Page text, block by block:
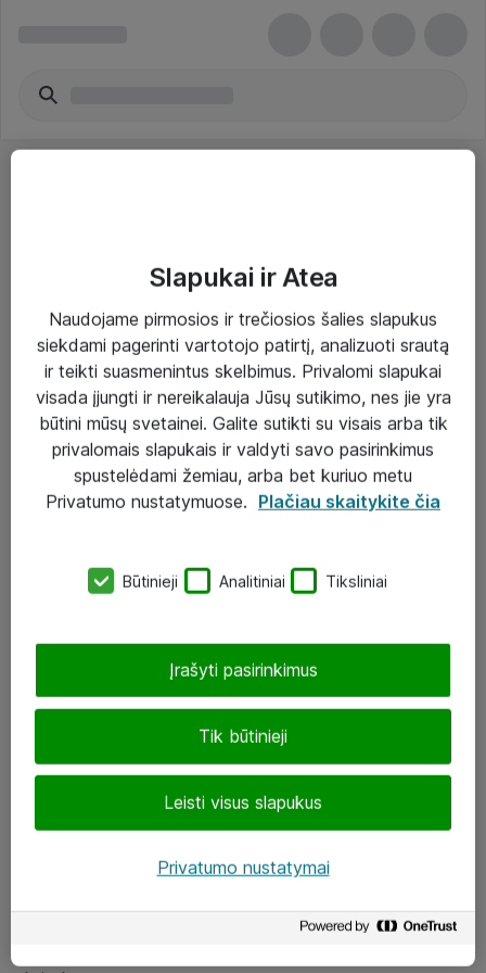
Paslaugos
Sprendimai
Įgyvendinti projektai
Atea ekspertų patarimai verslui
eShop@atea.lt
LinkedIn
Slapukai ir Atea
Naudojame pirmosios ir trečiosios šalies slapukus
siekdami pagerinti vartotojo patirtį, analizuoti srautą
ir teikti suasmenintus skelbimus. Privalomi slapukai
visada įjungti ir nereikalauja Jūsų sutikimo, nes jie yra
būtini mūsų svetainei. Galite sutikti su visais arba tik
privalomais slapukais ir valdyti savo pasirinkimus
spustelėdami žemiau, arba bet kuriuo metu
Privatumo nustatymuose. Plačiau skaitykite čia
Būtinieji Analitiniai Tiksliniai
Tik būtinieji
Leisti visus slapukus
Įrašyti pasirinkimus
Privatumo nustatymai